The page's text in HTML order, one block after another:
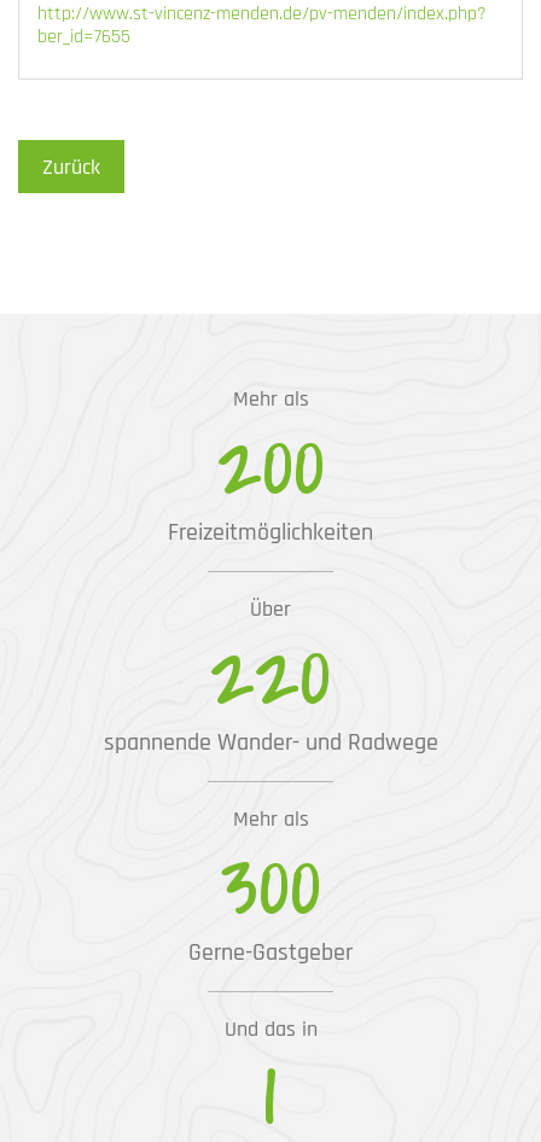
http://www.st-vincenz-menden.de/pv-menden/index.php?
ber_id=7655
Zurück
Mehr als
200
Freizeitmöglichkeiten
Über
220
spannende Wander- und Radwege
Mehr als
300
Gerne-Gastgeber
Und das in
1